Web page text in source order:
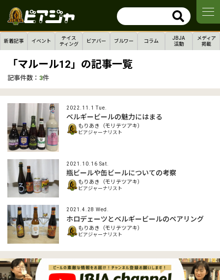
新着記事 イベント
テイス
ティング
ビアバー ブルワー コラム
JBJA
活動
メディア
掲載
「マルール12」の記事一覧
記事件数： 3件
2022.11.1 Tue.
ベルギービールの魅力にはまる
もりあき（モリテツアキ）
ビアジャーナリスト
2021.10.16 Sat.
瓶ビールや缶ビールについての考察
もりあき（モリテツアキ）
ビアジャーナリスト
2021.4.28 Wed.
ホロデェーツとベルギービールのペアリング
もりあき（モリテツアキ）
ビアジャーナリスト